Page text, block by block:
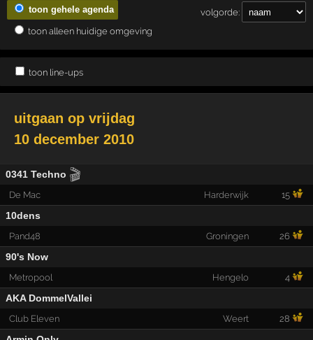
volgorde:
toon gehele agenda
toon alleen huidige omgeving
toon line-ups
uitgaan op vrijdag
10 december 2010
0341 Techno 🎬
De Mac Harderwijk 15
10dens
Pand48 Groningen 26
90's Now
Metropool Hengelo 4
AKA DommelVallei
Club Eleven Weert 28